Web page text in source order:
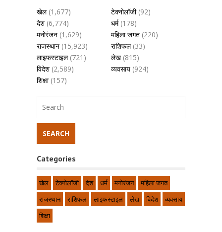
खेल(1,677) टेक्नोलॉजी(92)
देश(6,774) धर्म(178)
मनोरंजन (1,629) महिला जगत (220)
राजस्थान (15,923) राशिफल(33)
लाइफस्टाइल(721) लेख (815)
विदेश(2,589) व्यवसाय (924)
शिक्षा(157)
Categories
खेल टेक्नोलॉजी देश धर्म मनोरंजन
महिला जगत
राजस्थान
राशिफल लाइफस्टाइल लेख विदेश
व्यवसाय
शिक्षा